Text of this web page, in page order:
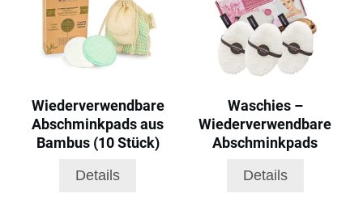
Wiederverwendbare
Abschminkpads aus
Bambus (10 Stück)
Details
Waschies –
Wiederverwendbare
Abschminkpads
Details